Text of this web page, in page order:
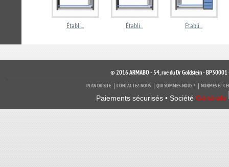
Établi... Établi... Établi...
© 2016 ARMABO - 54, rue du Dr Goldstein -
PLAN DU SITE CONTACTEZ-NOUS QUI SOMMES-NOUS ? NORMES ET
Paiements sécurisés • SociétéGénérale